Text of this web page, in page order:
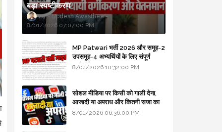
बड़ा स्पष्टीकरण
Updesh Awasthee
8/01/2026 07:07:00 PM
MP Patwari भर्ती 2026 और समूह-2
उपसमूह-4 अभ्यर्थियों के लिए संपूर्ण
मार्गदर्शिका
8/04/2026 10:32:00 PM
सोशल मीडिया पर किसी को गाली देना,
आजादी या अपराध और कितनी सजा का
प्रावधान - free legal advice
8/01/2026 06:36:00 PM